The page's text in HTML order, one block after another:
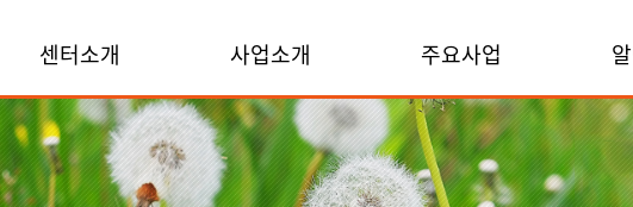
센터소개 사업소개 주요사업